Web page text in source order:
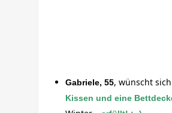
Gabriele, 55, wünscht
Kissen und eine